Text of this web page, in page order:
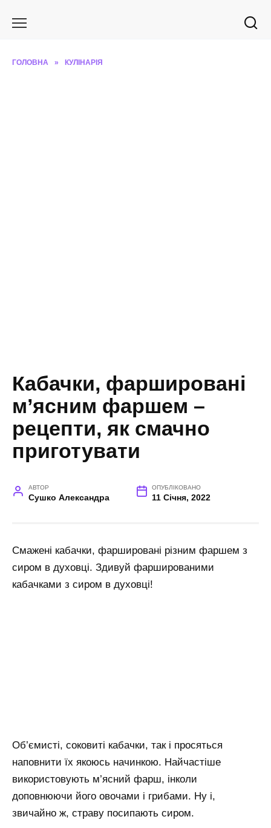
ГОЛОВНА » КУЛІНАРІЯ
Кабачки, фаршировані
м’ясним фаршем –
рецепти, як смачно
приготувати
АВТОР
Сушко Александра
ОПУБЛІКОВАНО
11 Січня, 2022
Смажені кабачки, фаршировані різним фаршем з
сиром в духовці. Здивуй фаршированими
кабачками з сиром в духовці!
Об’ємисті, соковиті кабачки, так і просяться
наповнити їх якоюсь начинкою. Найчастіше
використовують м’ясний фарш, інколи
доповнюючи його овочами і грибами. Ну і,
звичайно ж, страву посипають сиром.